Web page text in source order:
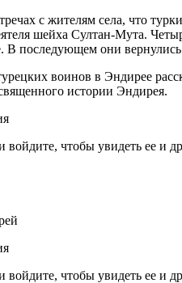
с жителям села, что
шейха Султан-Мута.
В последующем они
воинов в Эндирее
истории Эндирея.
войдите, чтобы увидеть ее и
войдите, чтобы увидеть ее и